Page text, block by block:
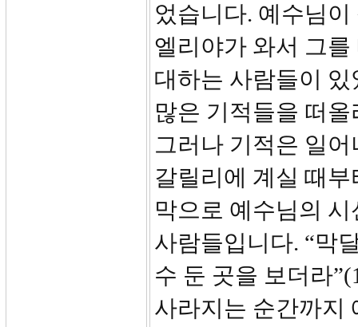
었습니다. 예수님
엘리야가 와서 그
대하는 사람들이
많은 기적들을 떠
그러나 기적은 일
갈릴리에 계실 때
막으로 예수님의
사람들입니다. “막
수 둔 곳을 보더라
사라지는 순간까지